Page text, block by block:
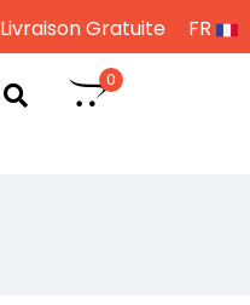
Livraison Gratuite FR
0